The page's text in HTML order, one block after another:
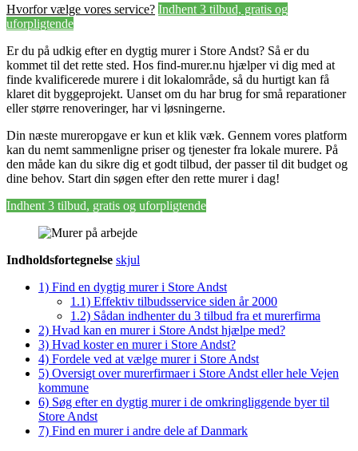
Hvorfor vælge vores service? Indhent 3 tilbud, gratis og
uforpligtende
Er du på udkig efter en dygtig murer i Store Andst? Så er du
kommet til det rette sted. Hos find-murer.nu hjælper vi dig med at
finde kvalificerede murere i dit lokalområde, så du hurtigt kan få
klaret dit byggeprojekt. Uanset om du har brug for små reparationer
eller større renoveringer, har vi løsningerne.
Din næste mureropgave er kun et klik væk. Gennem vores platform
kan du nemt sammenligne priser og tjenester fra lokale murere. På
den måde kan du sikre dig et godt tilbud, der passer til dit budget og
dine behov. Start din søgen efter den rette murer i dag!
Indhent 3 tilbud, gratis og uforpligtende
Indholdsfortegnelse skjul
1) Find en dygtig murer i Store Andst
1.1) Effektiv tilbudsservice siden år 2000
1.2) Sådan indhenter du 3 tilbud fra et murerfirma
2) Hvad kan en murer i Store Andst hjælpe med?
3) Hvad koster en murer i Store Andst?
4) Fordele ved at vælge murer i Store Andst
5) Oversigt over murerfirmaer i Store Andst eller hele Vejen
kommune
6) Søg efter en dygtig murer i de omkringliggende byer til
Store Andst
7) Find en murer i andre dele af Danmark